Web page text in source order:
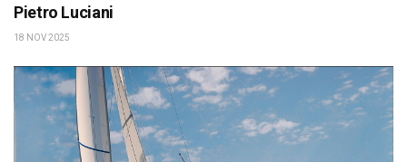
Pietro Luciani
18 NOV 2025